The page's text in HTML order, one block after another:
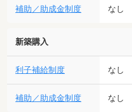
補助／助成金制度 なし
新築購入
利子補給制度 なし
補助／助成金制度 なし